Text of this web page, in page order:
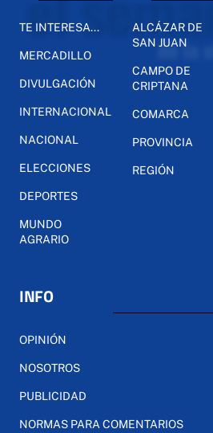
TE INTERESA...
MERCADILLO
DIVULGACIÓN
INTERNACIONAL
NACIONAL
ELECCIONES
DEPORTES
MUNDO
AGRARIO
ALCÁZAR DE
SAN JUAN
CAMPO DE
CRIPTANA
COMARCA
PROVINCIA
REGIÓN
INFO
OPINIÓN
NOSOTROS
PUBLICIDAD
NORMAS PARA COMENTARIOS